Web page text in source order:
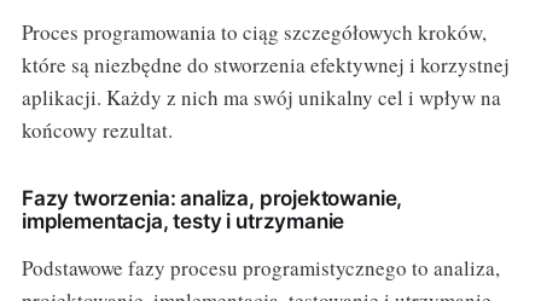
Proces programowania to ciąg szczegółowych kroków,
które są niezbędne do stworzenia efektywnej i korzystnej
aplikacji. Każdy z nich ma swój unikalny cel i wpływ na
końcowy rezultat.
Fazy tworzenia: analiza, projektowanie,
implementacja, testy i utrzymanie
Podstawowe fazy procesu programistycznego to analiza,